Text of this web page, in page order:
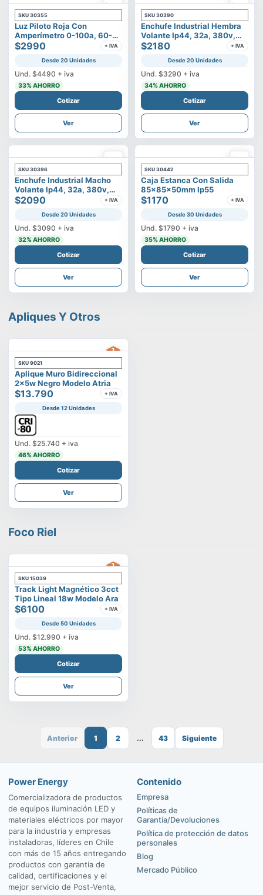
SKU 30355
Luz Piloto Roja Con
Amperímetro 0-100a, 60-
500v
$2990 + IVA
Desde 20 Unidades
Und. $4490 + iva
33% AHORRO
Cotizar
Ver
SKU 30390
Enchufe Industrial Hembra
Volante Ip44, 32a, 380v,
3p+t
$2180 + IVA
Desde 20 Unidades
Und. $3290 + iva
34% AHORRO
Cotizar
Ver
SKU 30396
Enchufe Industrial Macho
Volante Ip44, 32a, 380v,
3p+t
$2090 + IVA
Desde 20 Unidades
Und. $3090 + iva
32% AHORRO
Cotizar
Ver
SKU 30442
Caja Estanca Con Salida
85x85x50mm Ip55
$1170 + IVA
Desde 30 Unidades
Und. $1790 + iva
35% AHORRO
Cotizar
Ver
Apliques Y Otros
SKU 9021
Aplique Muro Bidireccional
2x5w Negro Modelo Atria
$13.790 + IVA
Desde 12 Unidades
Und. $25.740 + iva
46% AHORRO
Cotizar
Ver
Foco Riel
SKU 15039
Track Light Magnético 3cct
Tipo Lineal 18w Modelo Ara
$6100 + IVA
Desde 50 Unidades
Und. $12.990 + iva
53% AHORRO
Cotizar
Ver
Anterior 1 2 ... 43 Siguiente
Power Energy
Comercializadora de productos
de equipos iluminación LED y
materiales eléctricos por mayor
para la industria y empresas
instaladoras, líderes en Chile
con más de 15 años entregando
productos con garantía de
calidad, certificaciones y el
mejor servicio de Post-Venta,
Contenido
Empresa
Políticas de
Garantía/Devoluciones
Política de protección de datos
personales
Blog
Mercado Público